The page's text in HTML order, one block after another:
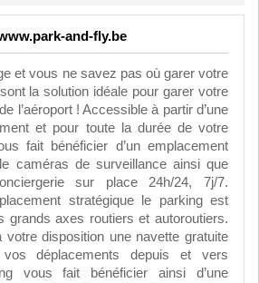
and-fly.be
et vous ne savez pas où garer votre
la solution idéale pour garer votre
l’aéroport ! Accessible à partir d’une
et pour toute la durée de votre
fait bénéficier d’un emplacement
caméras de surveillance ainsi que
sur place 24h/24, 7j/7.
stratégique le parking est
grands axes routiers et autoroutiers.
disposition une navette gratuite
déplacements depuis et vers
vous fait bénéficier ainsi d’une